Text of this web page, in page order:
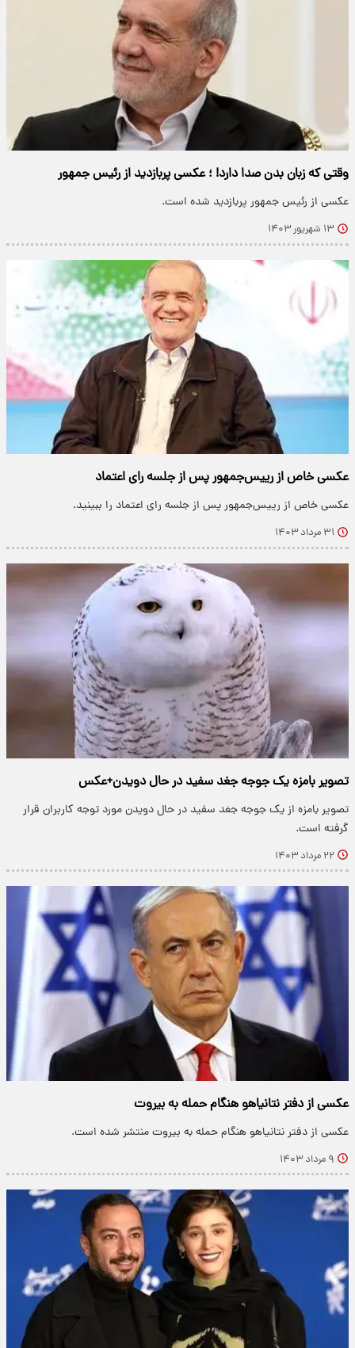
وقتی که زبان بدن صدا دارد! ؛ عکسی پربازدید از رئیس جمهور
عکسی از رئیس جمهور پربازدید شده است.
۱۳ شهریور ۱۴۰۳
عکسی خاص از رییس‌جمهور پس از جلسه رای اعتماد
عکسی خاص از رییس‌جمهور پس از جلسه رای اعتماد را ببینید.
۳۱ مرداد ۱۴۰۳
تصویر بامزه یک جوجه جغد سفید در حال دویدن+عکس
تصویر بامزه از یک جوجه جغد سفید در حال دویدن مورد توجه کاربران قرار
گرفته است.
۲۲ مرداد ۱۴۰۳
عکسی از دفتر نتانیاهو هنگام حمله به بیروت
عکسی از دفتر نتانیاهو هنگام حمله به بیروت منتشر شده است.
۹ مرداد ۱۴۰۳